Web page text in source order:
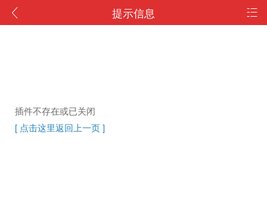
提示信息
插件不存在或已关闭
[ 点击这里返回上一页 ]